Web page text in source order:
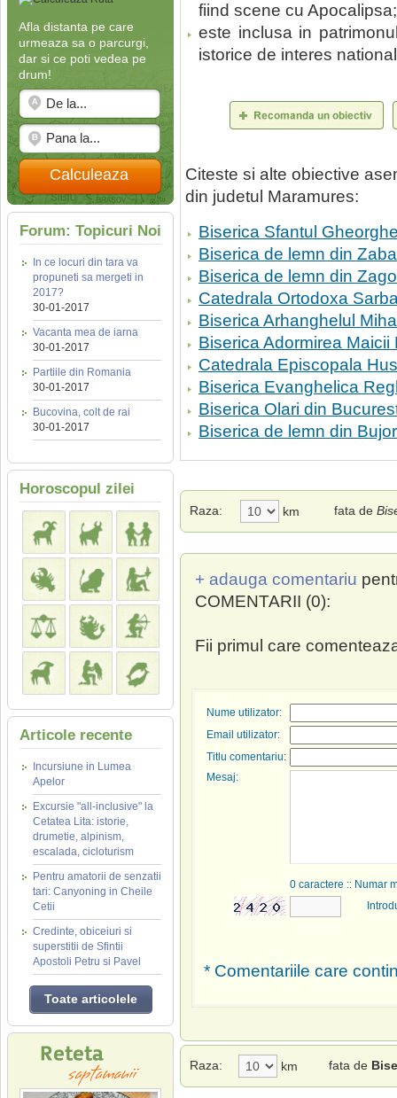
Afla distanta pe care
urmeaza sa o parcurgi,
dar si ce poti vedea pe
drum!
Calculeaza
Forum: Topicuri Noi
In ce locuri din tara va
propuneti sa mergeti in
2017?
30-01-2017
Vacanta mea de iarna
30-01-2017
Partiile din Romania
30-01-2017
Bucovina, colt de rai
30-01-2017
Horoscopul zilei
Articole recente
Incursiune in Lumea
Apelor
Excursie "all-inclusive" la
Cetatea Lita: istorie,
drumetie, alpinism,
escalada, cicloturism
Pentru amatorii de senzatii
tari: Canyoning in Cheile
Cetii
Credinte, obiceiuri si
superstitii de Sfintii
Apostoli Petru si Pavel
Toate articolele
fiind scene cu Apocalipsa;
este inclusa in
istorice de interes
Citeste si alte obiective
din judetul Maramures:
Biserica Sfantul
Biserica de lemn din
Biserica de lemn din
Catedrala Ortodoxa
Biserica Arhanghelul
Biserica Adormirea
Catedrala Episcopala
Biserica Evanghelica
Biserica Olari din
Biserica de lemn din
Raza: km fata de
+ adauga comentariu
COMENTARII (0):
Fii primul care
Nume utilizator:
Email utilizator:
Titlu comentariu:
Mesaj:
0 caractere :: Numar
* Comentariile care
Raza: km fata de